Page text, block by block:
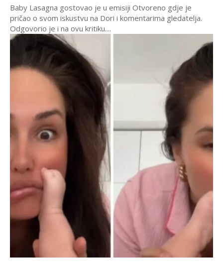
Baby Lasagna gostovao je u emisiji Otvoreno gdje je
pričao o svom iskustvu na Dori i komentarima gledatelja.
Odgovorio je i na ovu kritiku....